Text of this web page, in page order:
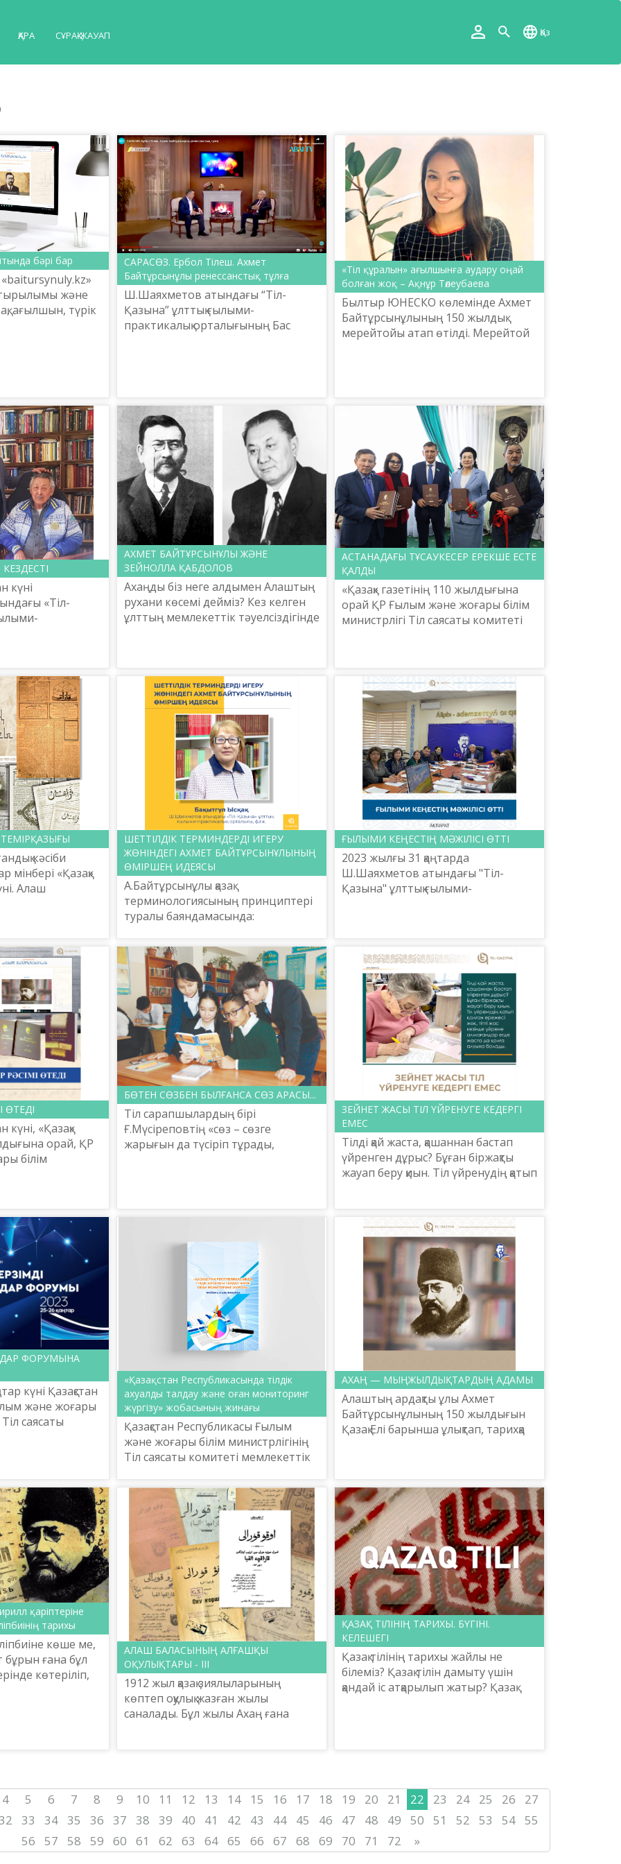
ҚАРА СҰРАҚ-ЖАУАП Қаз
бәрі бар
«baitursynuly.kz»
және
ағылшын, түрік
САРАСӨЗ. Ербол Тілеш. Ахмет
Байтұрсынұлы ренессанстық тұлға
Ш.Шаяхметов атындағы “Тіл-
Қазына” ұлттық ғылыми-
практикалық орталығының Бас
«Тіл құралын» ағылшынға аудару оңай
болған жоқ – Ақнұр Төлеубаева
Былтыр ЮНЕСКО көлемінде Ахмет
Байтұрсынұлының 150 жылдық
мерейтойы атап өтілді. Мерейтой
күні
«Тіл-
АХМЕТ БАЙТҰРСЫНҰЛЫ ЖӘНЕ
ЗЕЙНОЛЛА ҚАБДОЛОВ
Ахаңды біз неге алдымен Алаштың
рухани көсемі дейміз? Кез келген
ұлттың мемлекеттік тәуелсіздігінде
АСТАНАДАҒЫ ТҰСАУКЕСЕР ЕРЕКШЕ ЕСТЕ
ҚАЛДЫ
«Қазақ» газетінің 110 жылдығына
орай ҚР Ғылым және жоғары білім
министрлігі Тіл саясаты комитеті
ұйымда...
кәсіби
мінбері «Қазақ»
Алаш
ШЕТТІЛДІК ТЕРМИНДЕРДІ ИГЕРУ
ЖӨНІНДЕГІ АХМЕТ БАЙТҰРСЫНҰЛЫНЫҢ
ӨМІРШЕҢ ИДЕЯСЫ
А.Байтұрсынұлы қазақ
терминологиясының принциптері
туралы баяндамасында:
жерде жерге егін аз шығатынын,
машиналар жұмысты нашар
істейтінін, өнеркәс...
ҒЫЛЫМИ КЕҢЕСТІҢ МӘЖІЛІСІ ӨТТІ
2023 жылғы 31 қаңтарда
Ш.Шаяхметов атындағы "Тіл-
Қазына" ұлттық ғылыми-
ӨТЕДІ
күні, «Қазақ»
орай, ҚР
білім
БӨТЕН СӨЗБЕН БЫЛҒАНСА СӨЗ АРАСЫ...
Тіл сарапшылардың бірі
Ғ.Мүсіреповтің «сөз – сөзге
жарығын да түсіріп тұрады,
ЗЕЙНЕТ ЖАСЫ ТІЛ ҮЙРЕНУГЕ КЕДЕРГІ
ЕМЕС
Тілді қай жаста, қашаннан бастап
үйренген дұрыс? Бұған біржақты
жауап беру қиын. Тіл үйренудің қатып
ФОРУМЫНА
күні Қазақстан
және жоғары
саясаты
«Қазақстан Республикасында тілдік
ахуалды талдау және оған мониторинг
жүргізу» жобасының жинағы
Қазақстан Республикасы Ғылым
және жоғары білім министрлігінің
Тіл саясаты комитеті мемлекеттік
ұйымдардың ресми интернет-
ресурстарында қазақ тілінің қолд...
АХАҢ — МЫҢЖЫЛДЫҚТАРДЫҢ АДАМЫ
Алаштың ардақты ұлы Ахмет
Байтұрсынұлының 150 жылдығын
Қазақ Елі барынша ұлықтап, тарихқа
қаріптеріне
тарихы
көше ме,
бұрын ғана бұл
көтеріліп,
АЛАШ БАЛАСЫНЫҢ АЛҒАШҚЫ
ОҚУЛЫҚТАРЫ - ІІІ
1912 жыл қазақ зиялыларының
көптеп оқулық жазған жылы
саналады. Бұл жылы Ахаң ғана
ҚАЗАҚ ТІЛІНІҢ ТАРИХЫ. БҮГІНІ.
КЕЛЕШЕГІ
Қазақ тілінің тарихы жайлы не
білеміз? Қазақ тілін дамыту үшін
қандай іс атқарылып жатыр? Қазақ
4 5 6 7 8 9 10 11 12 13 14 15 16 17 18 19 20 21 22 23 24 25 26
27
33 34 35 36 37 38 39 40 41 42 43 44 45 46 47 48 49 50 51 52 53 54 55
56
57 58 59 60 61 62 63 64 65 66 67 68 69 70 71 72 »